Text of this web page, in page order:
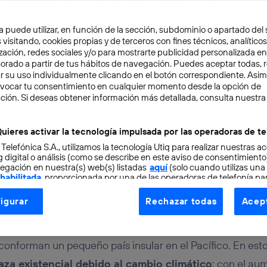
4 min
el metaverso
el cambio climático
un pequeño país insular en el Pacífico. En
existencial debido al cambio climático: con el
puede utilizar, en función de la sección, subdominio o apartado del
visitando, cookies propias y de terceros con fines técnicos,
redes sociales y/o para mostrarte publicidad personalizada
a partir de tus hábitos de navegación. Puedes aceptar todas,
su uso individualmente clicando en el botón correspondiente.
tu consentimiento en cualquier momento desde la opción de
Si deseas obtener información más detallada, consulta nuestra
activar la tecnología impulsada por las operadoras de
S.A., utilizamos la tecnología Utiq para realizar nuestras
digital o análisis (como se describe en este aviso de
en nuestra(s) web(s) listadas aquí(solo cuando utilizas una
, proporcionada por una de las operadoras de telefonía
consentimiento en cada página web).
Utiq está diseñada con la privacidad como prioridad
tu dirección IP y otra información de la cuenta de cliente de
la conexión que utilizas (p. ej., número de teléfono móvil).
Rechazar todas